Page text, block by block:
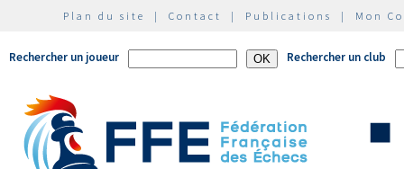
Plan du site | Contact | Publications | Mon
Rechercher un joueur Rechercher un club